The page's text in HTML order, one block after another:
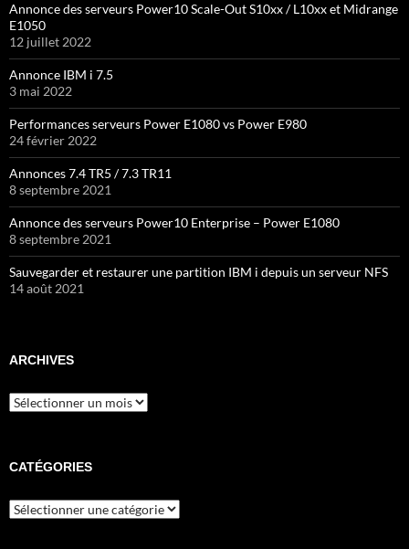
Annonce des serveurs Power10 Scale-Out S10xx / L10xx et Midrange
E1050
12 juillet 2022
Annonce IBM i 7.5
3 mai 2022
Performances serveurs Power E1080 vs Power E980
24 février 2022
Annonces 7.4 TR5 / 7.3 TR11
8 septembre 2021
Annonce des serveurs Power10 Enterprise – Power E1080
8 septembre 2021
Sauvegarder et restaurer une partition IBM i depuis un serveur NFS
14 août 2021
ARCHIVES
Archives
CATÉGORIES
Catégories